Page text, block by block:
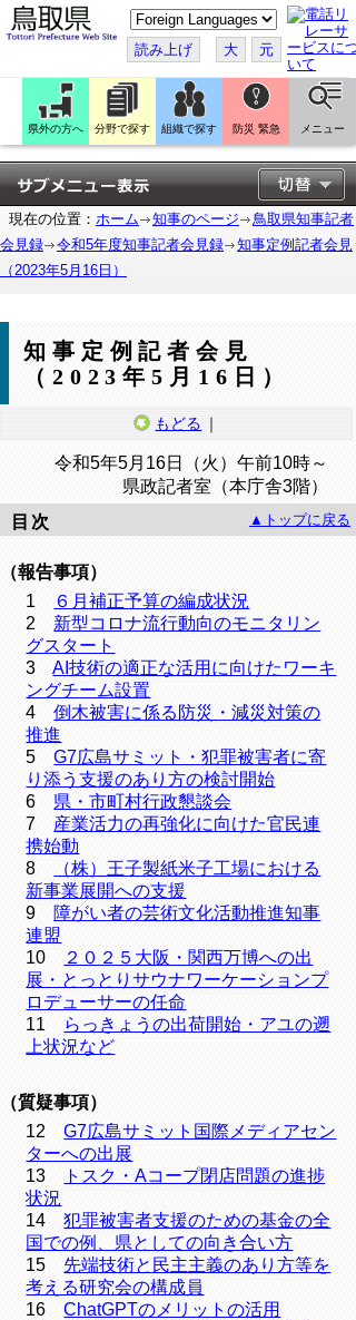
こ
の
ペ
ー
ジ
翻
訳
す
る
読み上げ 大 元
県外の方へ 分野で探す 組織で探す 防災 緊急 メニュー
現在の位置： ホーム 知事のページ
鳥取県知事記者
会見録
令和5年度知事記者会見録
知事定例記者会見
（2023年5月16日）
知事定例記者会見
（2023年5月16日）
もどる ｜
令和5年5月16日（火）午前10時～
県政記者室（本庁舎3階）
目次
▲トップに戻る
（報告事項）
1
６月補正予算の編成状況
2 新型コロナ流行動向のモニタリン
グスタート
3AI技術の適正な活用に向けたワーキ
ングチーム設置
4倒木被害に係る防災・減災対策の
推進
5G7広島サミット・犯罪被害者に寄
り添う支援のあり方の検討開始
6 県・市町村行政懇談会
7 産業活力の再強化に向けた官民連
携始動
8
（株）王子製紙米子工場における
新事業展開への支援
9 障がい者の芸術文化活動推進知事
連盟
10
２０２５大阪・関西万博への出
展・とっとりサウナワーケーションプ
ロデューサーの任命
11 らっきょうの出荷開始・アユの遡
上状況など
（質疑事項）
12G7広島サミット国際メディアセン
ターへの出展
13
トスク・Aコープ閉店問題の進捗
状況
14犯罪被害者支援のための基金の全
国での例、県としての向き合い方
15 先端技術と民主主義のあり方等を
考える研究会の構成員
16ChatGPTのメリットの活用